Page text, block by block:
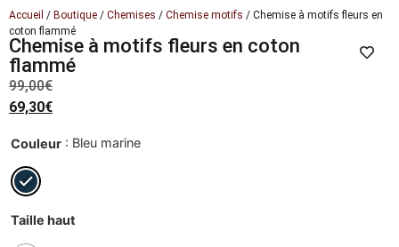
Accueil / Boutique / Chemises / Chemise motifs / Chemise à motifs fleurs en
coton flammé
Chemise à motifs fleurs en coton
flammé
99,00€
69,30€
Couleur : Bleu marine
Taille haut